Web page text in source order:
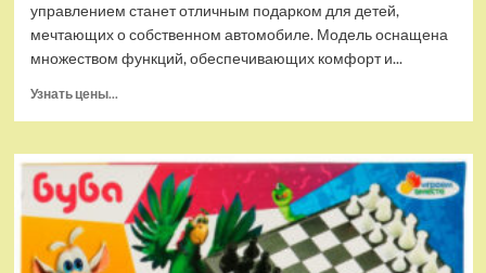
управлением станет отличным подарком для детей,
мечтающих о собственном автомобиле. Модель оснащена
множеством функций, обеспечивающих комфорт и...
Узнать цены...
Детский
электромобиль
RiverToys
F888FF
красный